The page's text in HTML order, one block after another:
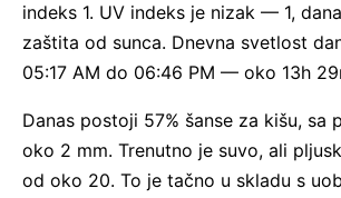
indeks 1. UV indeks je nizak — 1,
zaštita od sunca. Dnevna svetlost
05:17 AM do 06:46 PM — oko 13h
Danas postoji 57% šanse za kišu, sa
oko 2 mm. Trenutno je suvo, ali
od oko 20. To je tačno u skladu s